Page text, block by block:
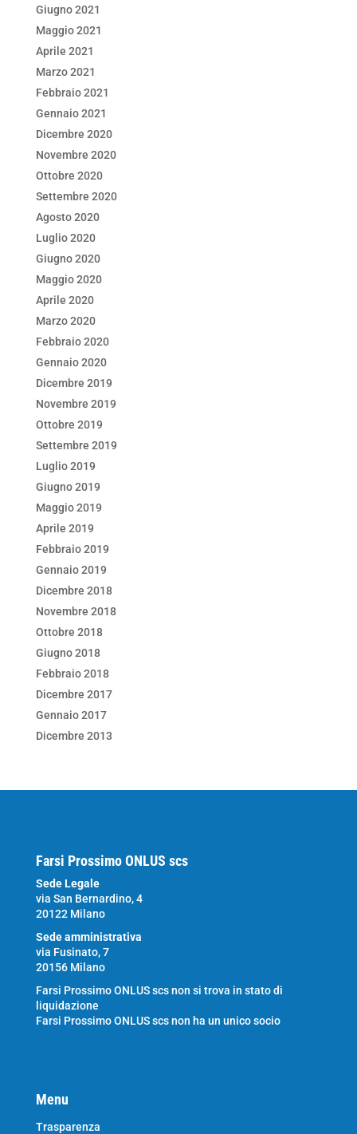
Giugno 2021
Maggio 2021
Aprile 2021
Marzo 2021
Febbraio 2021
Gennaio 2021
Dicembre 2020
Novembre 2020
Ottobre 2020
Settembre 2020
Agosto 2020
Luglio 2020
Giugno 2020
Maggio 2020
Aprile 2020
Marzo 2020
Febbraio 2020
Gennaio 2020
Dicembre 2019
Novembre 2019
Ottobre 2019
Settembre 2019
Luglio 2019
Giugno 2019
Maggio 2019
Aprile 2019
Febbraio 2019
Gennaio 2019
Dicembre 2018
Novembre 2018
Ottobre 2018
Giugno 2018
Febbraio 2018
Dicembre 2017
Gennaio 2017
Dicembre 2013
Farsi Prossimo ONLUS scs
Sede Legale
via San Bernardino, 4
20122 Milano
Sede amministrativa
via Fusinato, 7
20156 Milano
Farsi Prossimo ONLUS scs non si trova in stato di
liquidazione
Farsi Prossimo ONLUS scs non ha un unico socio
Menu
Trasparenza